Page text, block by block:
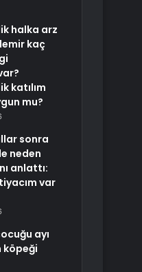
halka arz
kaç
katılım
mu?
sonra
neden
anlattı:
var
ayı
köpeği